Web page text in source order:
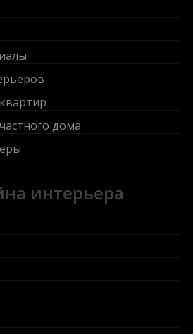
дома
интерьера